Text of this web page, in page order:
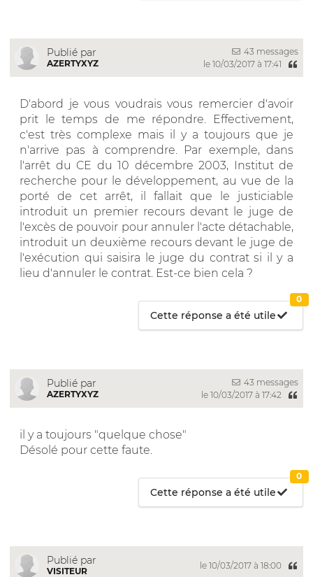
Publié par
AZERTYXYZ
43 messages
le 10/03/2017 à 17:41
D'abord je vous voudrais vous remercier d'avoir
prit le temps de me répondre. Effectivement,
c'est très complexe mais il y a toujours que je
n'arrive pas à comprendre. Par exemple, dans
l'arrêt du CE du 10 décembre 2003, Institut de
recherche pour le développement, au vue de la
porté de cet arrêt, il fallait que le justiciable
introduit un premier recours devant le juge de
l'excès de pouvoir pour annuler l'acte détachable,
introduit un deuxième recours devant le juge de
l'exécution qui saisira le juge du contrat si il y a
lieu d'annuler le contrat. Est-ce bien cela ?
Cette réponse a été utile
0
Publié par
AZERTYXYZ
43 messages
le 10/03/2017 à 17:42
il y a toujours "quelque chose"
Désolé pour cette faute.
Cette réponse a été utile
0
Publié par
VISITEUR
le 10/03/2017 à 18:00